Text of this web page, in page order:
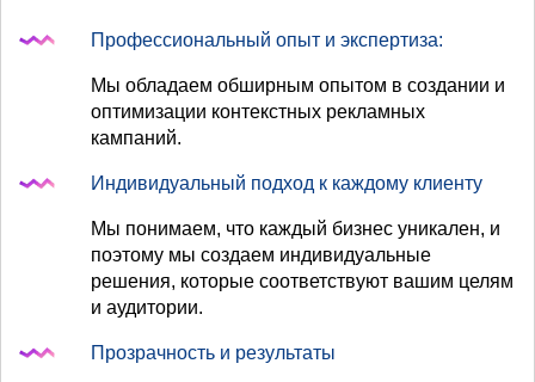
Профессиональный опыт и экспертиза:
Мы обладаем обширным опытом в создании и
оптимизации контекстных рекламных
кампаний.
Индивидуальный подход к каждому клиенту
Мы понимаем, что каждый бизнес уникален, и
поэтому мы создаем индивидуальные
решения, которые соответствуют вашим целям
и аудитории.
Прозрачность и результаты